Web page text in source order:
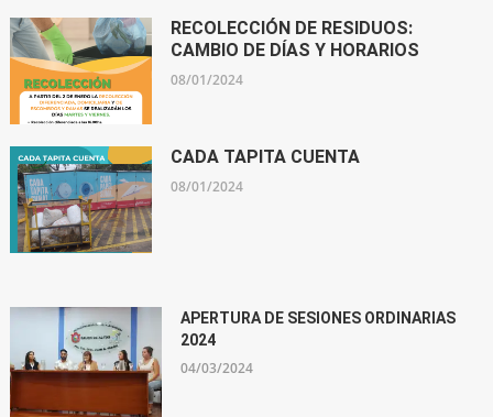
RECOLECCIÓN DE RESIDUOS:
CAMBIO DE DÍAS Y HORARIOS
08/01/2024
CADA TAPITA CUENTA
08/01/2024
APERTURA DE SESIONES ORDINARIAS
2024
04/03/2024